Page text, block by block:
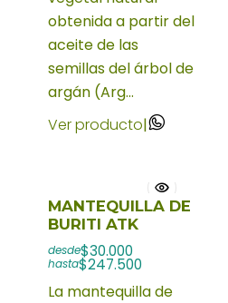
obtenida a partir del
aceite de las
semillas del árbol de
argán (Arg...
Ver producto|
MANTEQUILLA DE
BURITI ATK
desde$30.000
hasta$247.500
La mantequilla de